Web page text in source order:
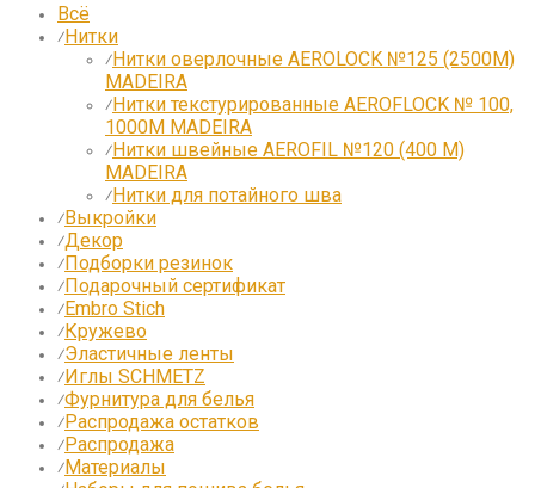
Всё
⁄Нитки
⁄Нитки оверлочные AEROLOCK №125 (2500М)
MADEIRA
⁄Нитки текстурированные AEROFLOCK № 100,
1000М MADEIRA
⁄Нитки швейные AEROFIL №120 (400 М)
MADEIRA
⁄Нитки для потайного шва
⁄Выкройки
⁄Декор
⁄Подборки резинок
⁄Подарочный сертификат
⁄Embro Stich
⁄Кружево
⁄Эластичные ленты
⁄Иглы SCHMETZ
⁄Фурнитура для белья
⁄Распродажа остатков
⁄Распродажа
⁄Материалы